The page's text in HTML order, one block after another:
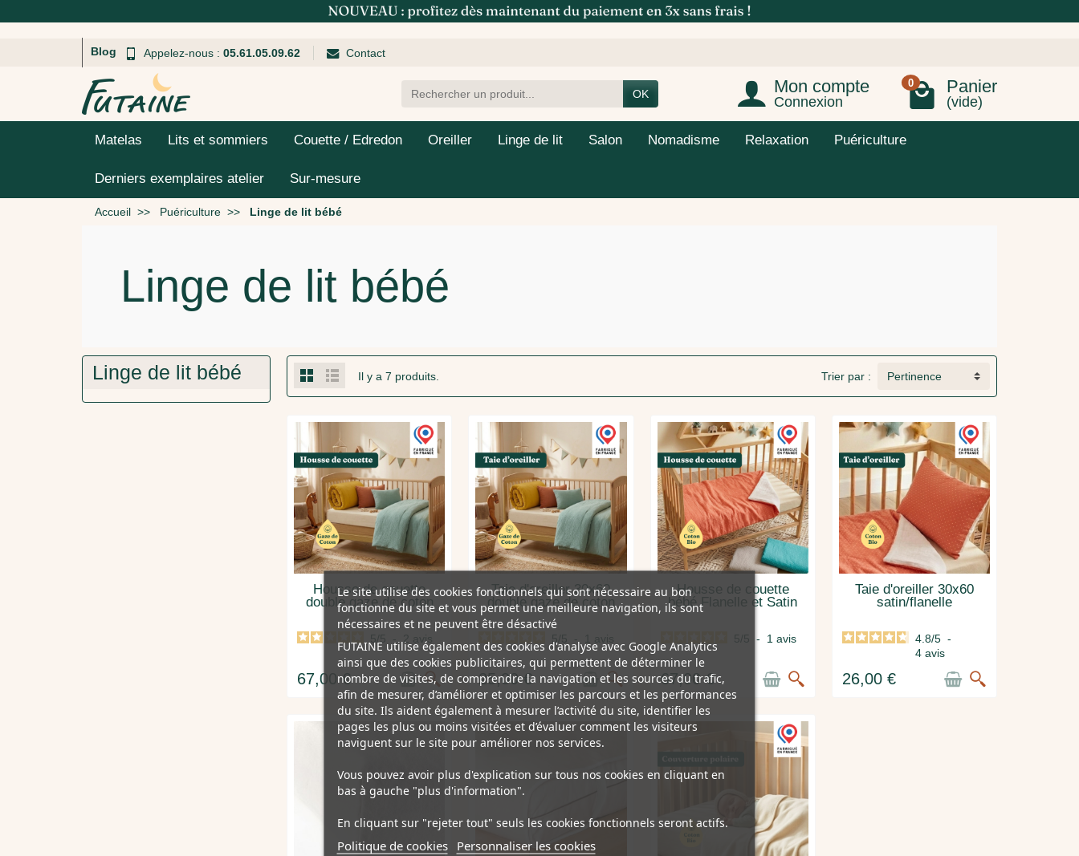
Blog Appelez-nous : 05.61.05.09.62 Contact
OK Mon compte
Connexion
0 Panier
(vide)
Matelas Lits et sommiers Couette / Edredon Oreiller Linge de lit Salon Nomadisme Relaxation Puériculture
Derniers exemplaires atelier Sur-mesure
Accueil Puériculture Linge de lit bébé
Linge de lit bébé
Linge de lit bébé Il y a 7 produits. Trier par : Pertinence
Housse de couette
double gaze de coton
avis
67,00 €
Taie d'oreiller 30x60
double gaze de coton
25,00 €
Housse de couette
bébé Flanelle et Satin
- 1 avis
67,00 €
Taie d'oreiller 30x60
satin/flanelle
4.8/5 -
4 avis
26,00 €
Le site utilise des cookies fonctionnels qui sont nécessaire au bon
fonctionne du site et vous permet une meilleure navigation, ils sont
nécessaires et ne peuvent être désactivé
FUTAINE utilise également des cookies d'analyse avec Google Analytics
ainsi que des cookies publicitaires, qui permettent de déterminer le
nombre de visites, de comprendre la navigation et les sources du trafic,
afin de mesurer, d’améliorer et optimiser les parcours et les performances
du site. Ils aident également à mesurer l’activité du site, identifier les
pages les plus ou moins visitées et d’évaluer comment les visiteurs
naviguent sur le site pour améliorer nos services.
Vous pouvez avoir plus d'explication sur tous nos cookies en cliquant en
bas à gauche "plus d'information".
En cliquant sur "rejeter tout" seuls les cookies fonctionnels seront actifs.
Politique de cookies Personnaliser les cookies